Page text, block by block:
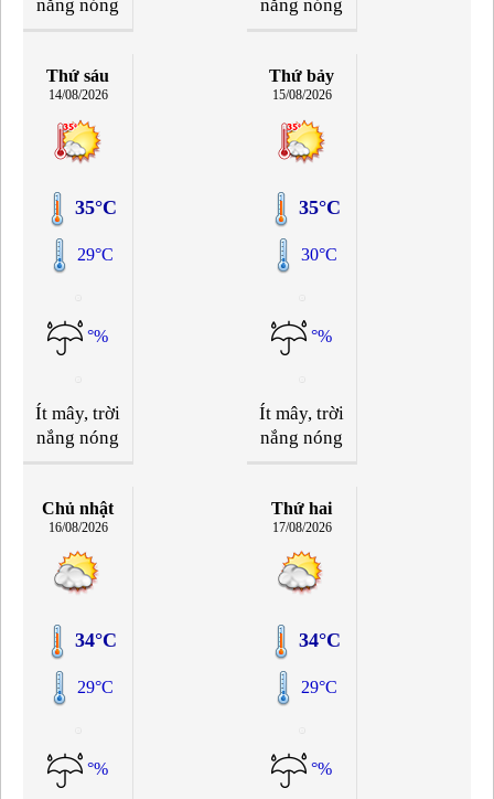
nắng nóng nắng nóng
Thứ sáu
14/08/2026
35°C
29°C
°%
Ít mây, trời
nắng nóng
Thứ bảy
15/08/2026
35°C
30°C
°%
Ít mây, trời
nắng nóng
Chủ nhật
16/08/2026
34°C
29°C
°%
Thứ hai
17/08/2026
34°C
29°C
°%